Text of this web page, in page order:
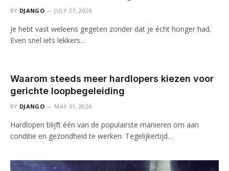
BY DJANGO JULY 27, 2026
Je hebt vast weleens gegeten zonder dat je écht honger had.
Even snel iets lekkers…
Waarom steeds meer hardlopers kiezen voor
gerichte loopbegeleiding
BY DJANGO MAY 31, 2026
Hardlopen blijft één van de populairste manieren om aan
conditie en gezondheid te werken. Tegelijkertijd…